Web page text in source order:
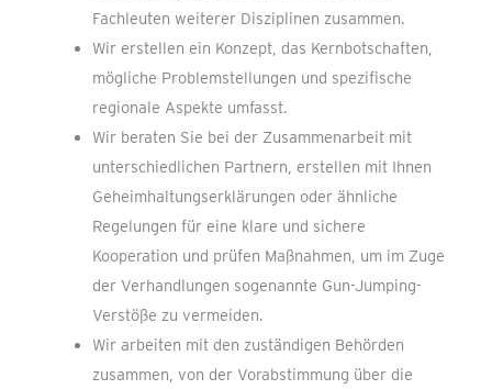
Fachleuten weiterer Disziplinen zusammen.
Wir erstellen ein Konzept, das Kernbotschaften,
mögliche Problemstellungen und spezifische
regionale Aspekte umfasst.
Wir beraten Sie bei der Zusammenarbeit mit
unterschiedlichen Partnern, erstellen mit Ihnen
Geheimhaltungserklärungen oder ähnliche
Regelungen für eine klare und sichere
Kooperation und prüfen Maßnahmen, um im Zuge
der Verhandlungen sogenannte Gun-Jumping-
Verstöße zu vermeiden.
Wir arbeiten mit den zuständigen Behörden
zusammen, von der Vorabstimmung über die